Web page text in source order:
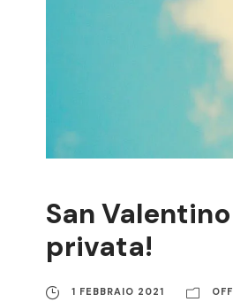
San
privata!
1 FEBBRAIO 2021